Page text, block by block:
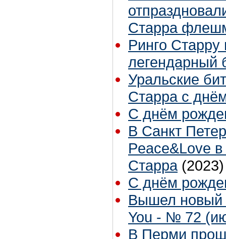
Старра
Ринго Старру
легендарный
Уральские
Старра с
С днём
В Санкт
Peace&Love
Старра (2023)
С днём
Вышел новый
You - № 72
В Перми